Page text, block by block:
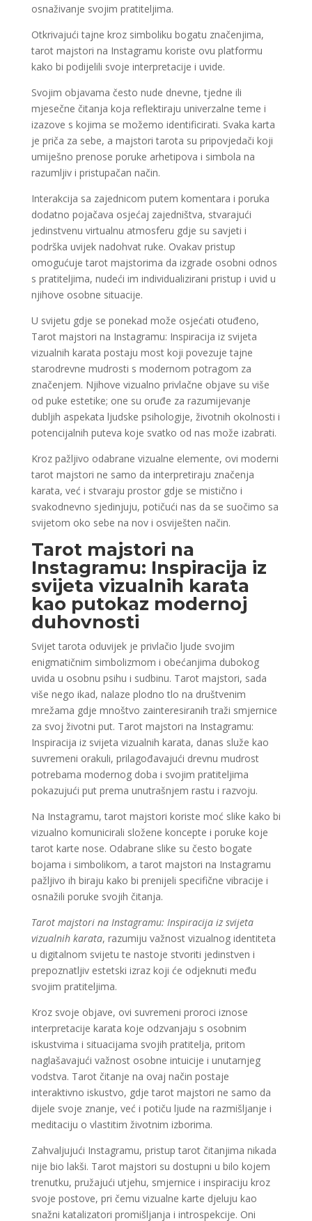
osnaživanje svojim pratiteljima.
Otkrivajući tajne kroz simboliku bogatu značenjima,
tarot majstori na Instagramu koriste ovu platformu
kako bi podijelili svoje interpretacije i uvide.
Svojim objavama često nude dnevne, tjedne ili
mjesečne čitanja koja reflektiraju univerzalne teme i
izazove s kojima se možemo identificirati. Svaka karta
je priča za sebe, a majstori tarota su pripovjedači koji
umiješno prenose poruke arhetipova i simbola na
razumljiv i pristupačan način.
Interakcija sa zajednicom putem komentara i poruka
dodatno pojačava osjećaj zajedništva, stvarajući
jedinstvenu virtualnu atmosferu gdje su savjeti i
podrška uvijek nadohvat ruke. Ovakav pristup
omogućuje tarot majstorima da izgrade osobni odnos
s pratiteljima, nudeći im individualizirani pristup i uvid u
njihove osobne situacije.
U svijetu gdje se ponekad može osjećati otuđeno,
Tarot majstori na Instagramu: Inspiracija iz svijeta
vizualnih karata postaju most koji povezuje tajne
starodrevne mudrosti s modernom potragom za
značenjem. Njihove vizualno privlačne objave su više
od puke estetike; one su oruđe za razumijevanje
dubljih aspekata ljudske psihologije, životnih okolnosti i
potencijalnih puteva koje svatko od nas može izabrati.
Kroz pažljivo odabrane vizualne elemente, ovi moderni
tarot majstori ne samo da interpretiraju značenja
karata, već i stvaraju prostor gdje se mistično i
svakodnevno sjedinjuju, potičući nas da se suočimo sa
svijetom oko sebe na nov i osviješten način.
Tarot majstori na
Instagramu: Inspiracija iz
svijeta vizualnih karata
kao putokaz modernoj
duhovnosti
Svijet tarota oduvijek je privlačio ljude svojim
enigmatičnim simbolizmom i obećanjima dubokog
uvida u osobnu psihu i sudbinu. Tarot majstori, sada
više nego ikad, nalaze plodno tlo na društvenim
mrežama gdje mnoštvo zainteresiranih traži smjernice
za svoj životni put. Tarot majstori na Instagramu:
Inspiracija iz svijeta vizualnih karata, danas služe kao
suvremeni orakuli, prilagođavajući drevnu mudrost
potrebama modernog doba i svojim pratiteljima
pokazujući put prema unutrašnjem rastu i razvoju.
Na Instagramu, tarot majstori koriste moć slike kako bi
vizualno komunicirali složene koncepte i poruke koje
tarot karte nose. Odabrane slike su često bogate
bojama i simbolikom, a tarot majstori na Instagramu
pažljivo ih biraju kako bi prenijeli specifične vibracije i
osnažili poruke svojih čitanja.
Tarot majstori na Instagramu: Inspiracija iz svijeta
vizualnih karata, razumiju važnost vizualnog identiteta
u digitalnom svijetu te nastoje stvoriti jedinstven i
prepoznatljiv estetski izraz koji će odjeknuti među
svojim pratiteljima.
Kroz svoje objave, ovi suvremeni proroci iznose
interpretacije karata koje odzvanjaju s osobnim
iskustvima i situacijama svojih pratitelja, pritom
naglašavajući važnost osobne intuicije i unutarnjeg
vodstva. Tarot čitanje na ovaj način postaje
interaktivno iskustvo, gdje tarot majstori ne samo da
dijele svoje znanje, već i potiču ljude na razmišljanje i
meditaciju o vlastitim životnim izborima.
Zahvaljujući Instagramu, pristup tarot čitanjima nikada
nije bio lakši. Tarot majstori su dostupni u bilo kojem
trenutku, pružajući utjehu, smjernice i inspiraciju kroz
svoje postove, pri čemu vizualne karte djeluju kao
snažni katalizatori promišljanja i introspekcije. Oni